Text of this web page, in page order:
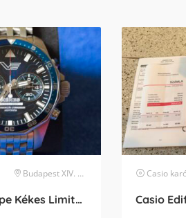
Budapest XIV. kerület
Vostok Europe Kékes Limited Edition
Casio
Casio